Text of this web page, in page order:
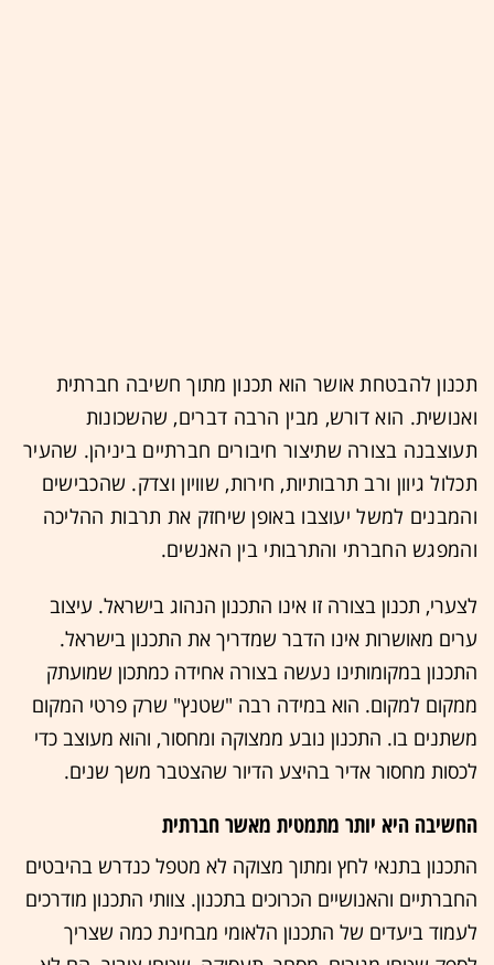
תכנון להבטחת אושר הוא תכנון מתוך חשיבה חברתית
ואנושית. הוא דורש, מבין הרבה דברים, שהשכונות
תעוצבנה בצורה שתיצור חיבורים חברתיים ביניהן. שהעיר
תכלול גיוון ורב תרבותיות, חירות, שוויון וצדק. שהכבישים
והמבנים למשל יעוצבו באופן שיחזק את תרבות ההליכה
והמפגש החברתי והתרבותי בין האנשים.
לצערי, תכנון בצורה זו אינו התכנון הנהוג בישראל. עיצוב
ערים מאושרות אינו הדבר שמדריך את התכנון בישראל.
התכנון במקומותינו נעשה בצורה אחידה כמתכון שמועתק
ממקום למקום. הוא במידה רבה "שטנץ" שרק פרטי המקום
משתנים בו. התכנון נובע ממצוקה ומחסור, והוא מעוצב כדי
לכסות מחסור אדיר בהיצע הדיור שהצטבר משך שנים.
החשיבה היא יותר מתמטית מאשר חברתית
התכנון בתנאי לחץ ומתוך מצוקה לא מטפל כנדרש בהיבטים
החברתיים והאנושיים הכרוכים בתכנון. צוותי התכנון מודרכים
לעמוד ביעדים של התכנון הלאומי מבחינת כמה שצריך